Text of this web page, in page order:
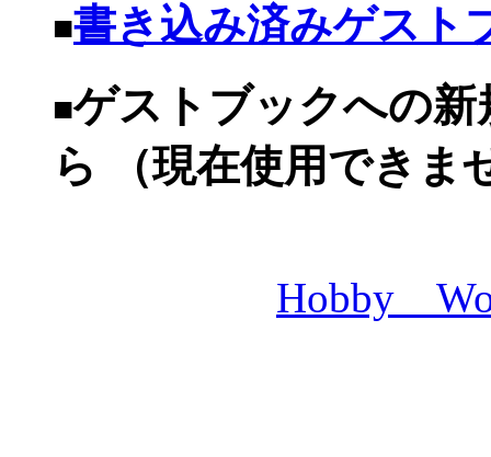
■書き込み済みゲスト
■ゲストブックへの
ら
（現在使用できま
Hobby